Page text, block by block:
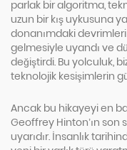
parlak bir algoritma,
uzun bir kış uykusuna
donanımdaki
gelmesiyle uyandı ve
değiştirdi. Bu yolculuk,
teknolojik kesişimlerin
Ancak bu hikayeyi en
Geoffrey Hinton’ın son
uyarıdır. İnsanlık